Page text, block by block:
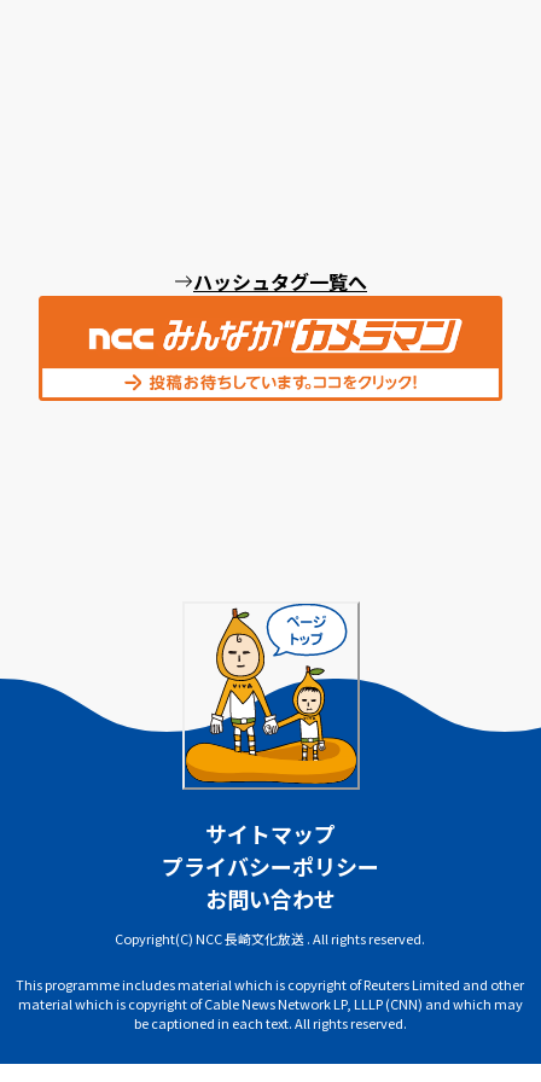
ハッシュタグ一覧へ
サイトマップ
プライバシーポリシー
お問い合わせ
Copyright(C) NCC 長崎文化放送 . All rights reserved.
This programme includes material which is copyright of Reuters Limited and other
material which is copyright of Cable News Network LP, LLLP (CNN) and which may
be captioned in each text. All rights reserved.